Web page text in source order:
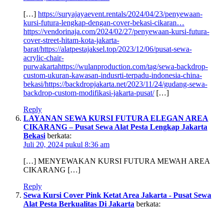
[…] https://suryajayaevent.rentals/2024/04/23/penyewaan-
kursi-futura-lengkap-dengan-cover-bekasi-cikaran…
https://vendorinaja.com/2024/02/27/penyewaan-kursi-futura-
cover-street-hitam-kota-jakarta-
barat/https://alatpestajaksel.top/2023/12/06/pusat-sewa-
acrylic-chair-
purwakartahttps://wulanproduction.com/tag/sewa-backdrop-
custom-ukuran-kawasan-indusrti-terpadu-indonesia-china-
bekasi/https://backdropjakarta.net/2023/11/24/gudang-sewa-
backdrop-custom-modifikasi-jakarta-pusat/[…]
Reply
LAYANAN SEWA KURSI FUTURA ELEGAN AREA
CIKARANG – Pusat Sewa Alat Pesta Lengkap Jakarta
Bekasi berkata:
Juli 20, 2024 pukul 8:36 am
[…] MENYEWAKAN KURSI FUTURA MEWAH AREA
CIKARANG […]
Reply
Sewa Kursi Cover Pink Ketat Area Jakarta - Pusat Sewa
Alat Pesta Berkualitas Di Jakarta berkata: